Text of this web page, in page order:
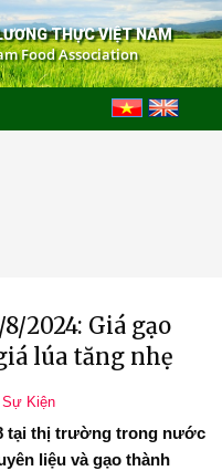
THỰC VIỆT NAM
Food Association
2024: Giá gạo
lúa tăng nhẹ
Kiện
tại thị trường trong nước
liệu và gạo thành